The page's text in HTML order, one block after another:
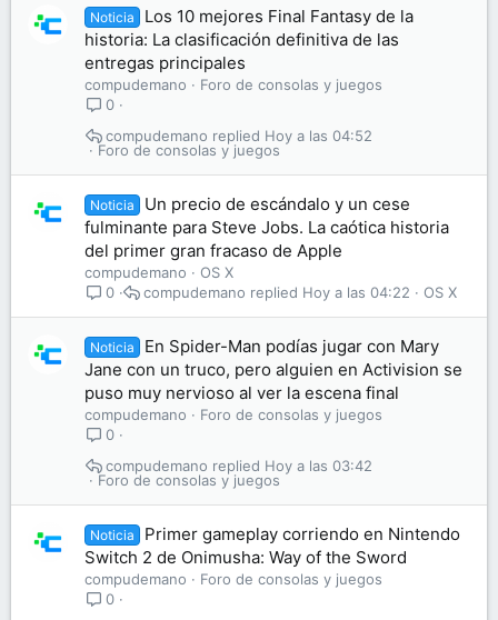
Noticia
Los 10 mejores Final Fantasy de la
historia: La clasificación definitiva de las
entregas principales
compudemano
Foro de consolas y juegos
0
Foro de consolas y juegos
Hoy a las 04:52
compudemano
Noticia
Un precio de escándalo y un cese
fulminante para Steve Jobs. La caótica historia
del primer gran fracaso de Apple
compudemano
OS X
0
OS X
Hoy a las 04:22
compudemano
Noticia
En Spider-Man podías jugar con Mary
Jane con un truco, pero alguien en Activision se
puso muy nervioso al ver la escena final
compudemano
Foro de consolas y juegos
0
Foro de consolas y juegos
Hoy a las 03:42
compudemano
Noticia
Primer gameplay corriendo en Nintendo
Switch 2 de Onimusha: Way of the Sword
compudemano
Foro de consolas y juegos
0